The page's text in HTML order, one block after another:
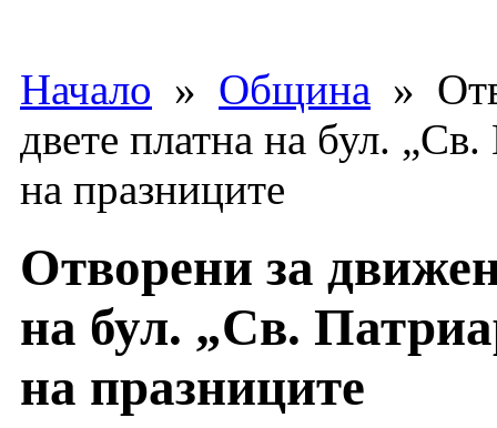
Начало » Община »
двете платна на бул.
на празниците
Отворени за
на бул. „Св.
на празниците